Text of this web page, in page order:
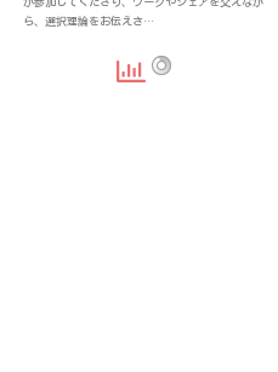
が参加してくださり、ワークやシェアを交えなが
ら、選択理論をお伝えさ…